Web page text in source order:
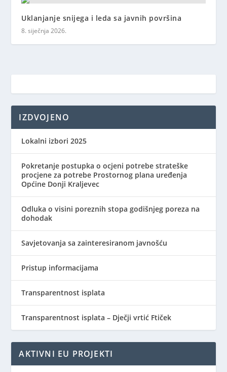
Uklanjanje snijega i leda sa javnih površina
8. siječnja 2026.
IZDVOJENO
Lokalni izbori 2025
Pokretanje postupka o ocjeni potrebe strateške
procjene za potrebe Prostornog plana uređenja
Općine Donji Kraljevec
Odluka o visini poreznih stopa godišnjeg poreza na
dohodak
Savjetovanja sa zainteresiranom javnošću
Pristup informacijama
Transparentnost isplata
Transparentnost isplata – Dječji vrtić Ftiček
AKTIVNI EU PROJEKTI